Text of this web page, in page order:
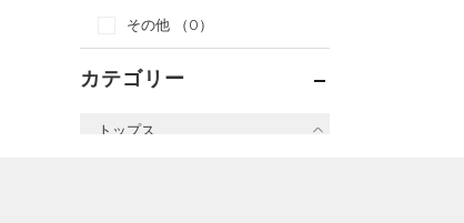
その他
（0）
カテゴリー
トップス